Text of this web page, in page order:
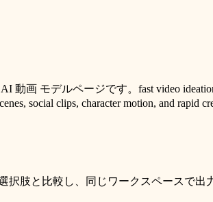
画 モデルページです。fast video
social clips, character motion, and
肢と比較し、同じワークスペースで出